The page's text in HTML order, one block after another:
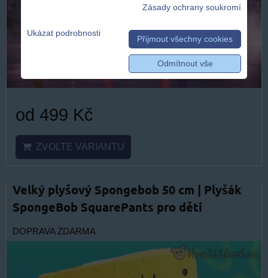
od 499 Kč
ZVOLTE VARIANTU
Velký plyšový Spongebob 50 cm | Plyšák
SpongeBob SquarePants pro děti
DOPRAVA ZDARMA
Zásady ochrany soukromí
Ukázat podrobnosti
Přijmout všechny cookies
Odmítnout vše